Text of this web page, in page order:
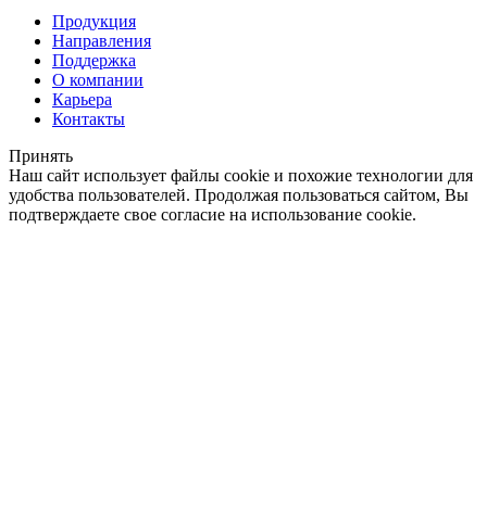
Продукция
Направления
Поддержка
О компании
Карьера
Контакты
Принять
Наш сайт использует файлы cookie и похожие технологии для
удобства пользователей. Продолжая пользоваться сайтом, Вы
подтверждаете свое согласие на использование cookie.